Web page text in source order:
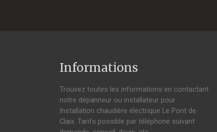
Informations
Trouvez toutes les informations en contactant
notre dépanneur ou installateur pour
Installation chaudière électrique Le Pont de
Claix. Tarifs possible par téléphone suivant